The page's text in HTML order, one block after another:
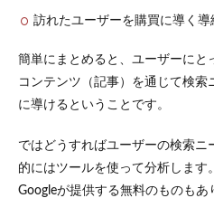
訪れたユーザーを購買に導く導
簡単にまとめると、ユーザーにと
コンテンツ（記事）を通じて検
に導けるということです。
ではどうすればユーザーの検索ニ
的にはツールを使って分析しま
Googleが提供する無料のものも